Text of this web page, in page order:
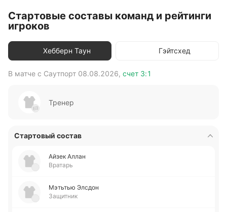
Стартовые составы команд и рейтинги
игроков
Хебберн Таун Гэйтсхед
В матче с Саутпорт 08.08.2026, счет 3:1
Тренер
Стартовый состав
Айзек Аллан
Вратарь
Мэ­тьтью Элсдон
Защитник